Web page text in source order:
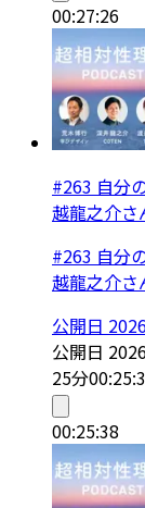
00:27:26
#263 自分
越龍之介さ
#263 自分
越龍之介さ
公開日
公開日
25分
00:25:38